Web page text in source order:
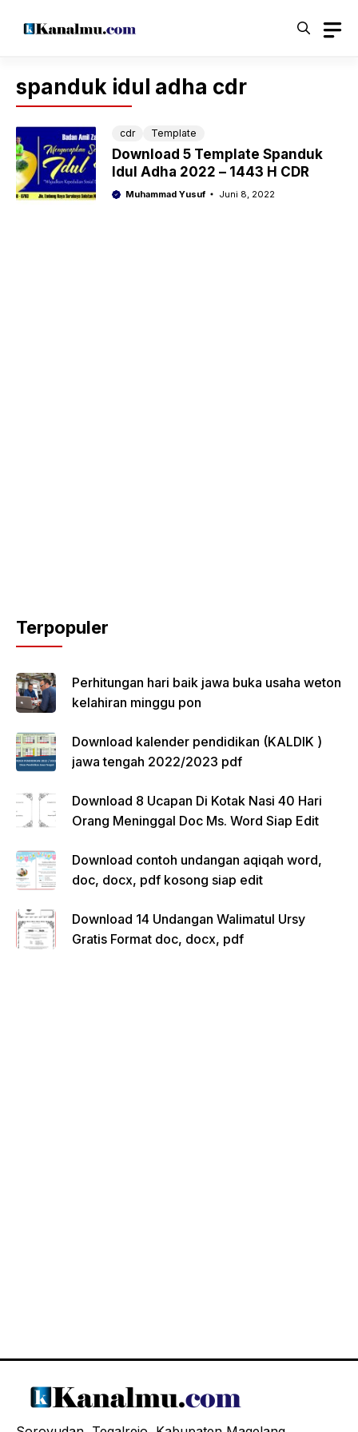
spanduk idul adha cdr
cdr Template
Download 5 Template Spanduk
Idul Adha 2022 – 1443 H CDR
Muhammad Yusuf Juni 8, 2022
Terpopuler
Perhitungan hari baik jawa buka usaha weton
kelahiran minggu pon
Download kalender pendidikan (KALDIK )
jawa tengah 2022/2023 pdf
Download 8 Ucapan Di Kotak Nasi 40 Hari
Orang Meninggal Doc Ms. Word Siap Edit
Download contoh undangan aqiqah word,
doc, docx, pdf kosong siap edit
Download 14 Undangan Walimatul Ursy
Gratis Format doc, docx, pdf